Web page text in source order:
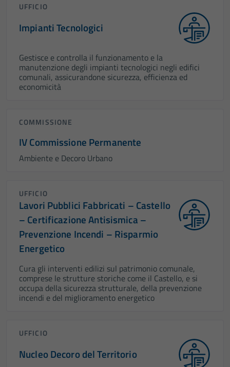
UFFICIO
Impianti Tecnologici
Gestisce e controlla il funzionamento e la
manutenzione degli impianti tecnologici negli edifici
comunali, assicurandone sicurezza, efficienza ed
economicità
COMMISSIONE
IV Commissione Permanente
Ambiente e Decoro Urbano
UFFICIO
Lavori Pubblici Fabbricati – Castello
– Certificazione Antisismica –
Prevenzione Incendi – Risparmio
Energetico
Cura gli interventi edilizi sul patrimonio comunale,
comprese le strutture storiche come il Castello, e si
occupa della sicurezza strutturale, della prevenzione
incendi e del miglioramento energetico
UFFICIO
Nucleo Decoro del Territorio